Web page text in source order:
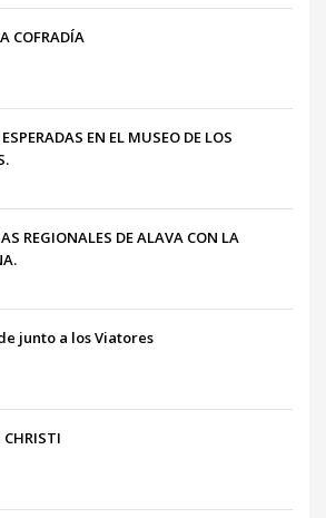
COFRADÍA
EN EL MUSEO DE LOS
REGIONALES DE ALAVA CON LA
junto a los Viatores
CHRISTI